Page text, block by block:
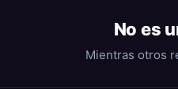
No es
Mientras otros